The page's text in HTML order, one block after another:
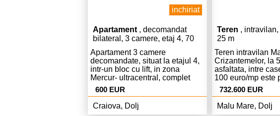
inchiriat
Apartament , decomandat
bilateral, 3 camere, etaj 4, 70
mp
Apartament 3 camere
decomandate, situat la etajul 4,
intr-un bloc cu lift, in zona
Mercur- ultracentral, complet
mobilat si utilat.
600 EUR
Craiova, Dolj
Teren , intravilan,
25 m
Teren intravilan
Crizantemelor, la
asfaltata, intre
100 euro/mp este
vanzarea integrala
terenului.Terenul
parcela in
cererea
732.600 EUR
Malu Mare, Dolj